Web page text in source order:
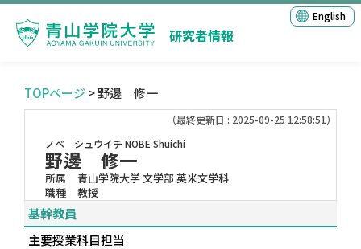
研究者情報
English
TOPページ > 野邊 修一
（最終更新日 : 2025-09-25 12:58:51）
ノベ シュウイチNOBE Shuichi
野邊 修一
所属
青山学院大学 文学部 英米文学科
職種
教授
基幹教員
主要授業科目担当